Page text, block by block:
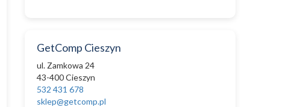
GetComp Cieszyn
ul. Zamkowa 24
43-400 Cieszyn
532 431 678
sklep@getcomp.pl